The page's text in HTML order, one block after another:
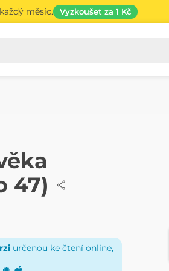
měsíc. Vyzkoušet za 1 Kč
47)
určenou ke čtení online,